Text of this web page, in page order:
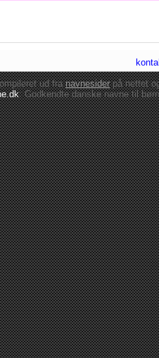
ud franavnesiderpå nettet
: Godkendte danskenavne til børn